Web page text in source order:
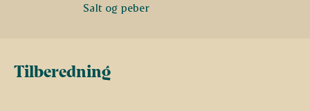
Salt og peber
Tilberedning